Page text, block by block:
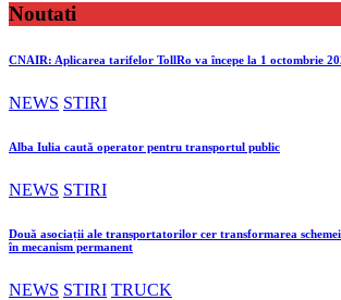
Noutati
CNAIR: Aplicarea tarifelor TollRo va începe la 1 octombrie
NEWS STIRI
Alba Iulia caută operator pentru transportul public
NEWS STIRI
Două asociații ale transportatorilor cer transformarea schemei
în mecanism permanent
NEWS STIRI TRUCK